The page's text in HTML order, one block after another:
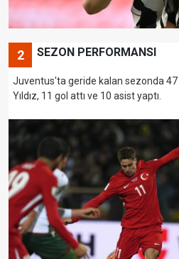
2 SEZON PERFORMANSI
Juventus'ta geride kalan sezonda
Yıldız, 11 gol attı ve 10 asist yaptı.